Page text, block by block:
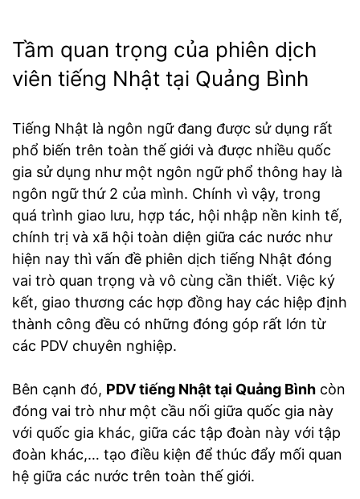
Tầm quan trọng của phiên dịch
viên tiếng Nhật tại Quảng Bình
Tiếng Nhật là ngôn ngữ đang được sử dụng rất
phổ biến trên toàn thế giới và được nhiều quốc
gia sử dụng như một ngôn ngữ phổ thông hay là
ngôn ngữ thứ 2 của mình. Chính vì vậy, trong
quá trình giao lưu, hợp tác, hội nhập nền kinh tế,
chính trị và xã hội toàn diện giữa các nước như
hiện nay thì vấn đề phiên dịch tiếng Nhật đóng
vai trò quan trọng và vô cùng cần thiết. Việc ký
kết, giao thương các hợp đồng hay các hiệp định
thành công đều có những đóng góp rất lớn từ
các PDV chuyên nghiệp.
Bên cạnh đó, PDV tiếng Nhật tại Quảng Bình còn
đóng vai trò như một cầu nối giữa quốc gia này
với quốc gia khác, giữa các tập đoàn này với tập
đoàn khác,… tạo điều kiện để thúc đẩy mối quan
hệ giữa các nước trên toàn thế giới.